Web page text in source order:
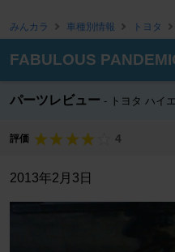
みんカラ 車種別情報 トヨタ
FABULOUS
パーツレビュー トヨタ ハイ
評価 4
2013年2月3日